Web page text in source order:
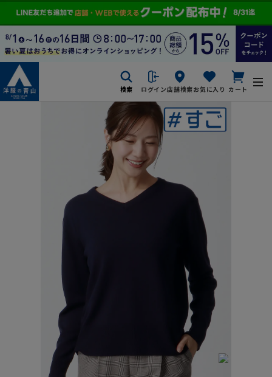
検索 ログイン店舗検索お気に入り カート